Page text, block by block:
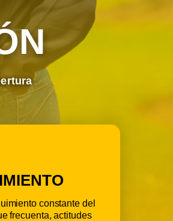
constante del
frecuenta, actitudes